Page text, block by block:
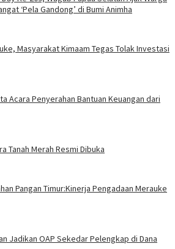
‘Pela Gandong’ di Bumi Animha
Masyarakat Kimaam Tegas Tolak Investasi
Acara Penyerahan Bantuan Keuangan dari
Tanah Merah Resmi Dibuka
Pangan Timur:Kinerja Pengadaan Merauke
Jadikan OAP Sekedar Pelengkap di Dana